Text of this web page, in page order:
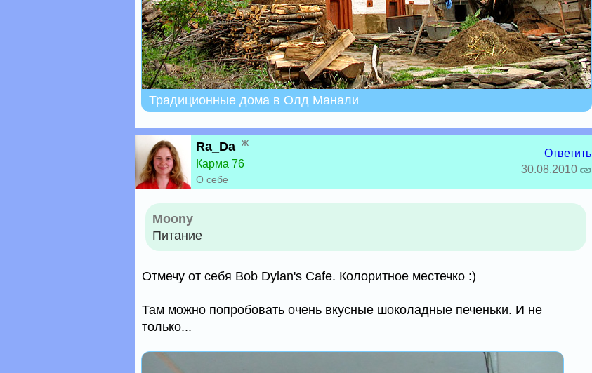
Традиционные дома в Олд Манали
Ra_Da ж
Карма 76
О себе
Ответить
30.08.2010
Moony
Питание
Отмечу от себя Bob Dylan's Cafe. Колоритное местечко :)
Там можно попробовать очень вкусные шоколадные печеньки. И не
только...